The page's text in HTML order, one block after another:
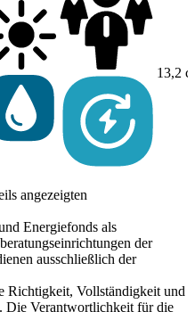
13,2
angezeigten
Energiefonds als
der
ausschließlich der
Richtigkeit, Vollständigkeit und
Die Verantwortlichkeit für die